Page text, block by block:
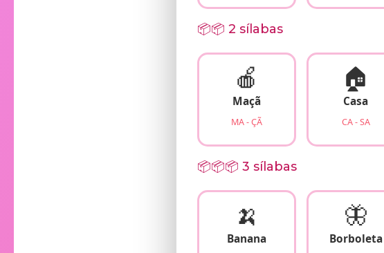
📦📦 2 sílabas
🍎
Maçã
MA - ÇÃ
🏠
Casa
CA - SA
📦📦📦 3 sílabas
🍌
Banana
🦋
Borboleta